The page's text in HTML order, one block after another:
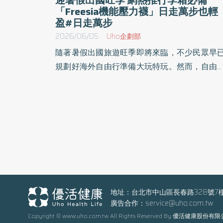
「Freesia機能壓力襪」日走萬步也輕
盈#日走萬步
2026/06/05 Uho企劃部
隨著暑假出國旅遊旺季即將來臨，不少民眾早
規劃好海外自由行準備大玩特玩。然而，自由行
走到第二、三天，雙腿就因為長時間步行而產
無比的沉重與緊繃感。傳統觀念認為運動才需
穿著機能防護裝備，但其實高強度的旅遊步行，
更需要肌肉的穩定性。 近期在旅遊社群與網路討
地址：台北市中山區長春路328號7
廣告合作： service@uho.com.tw
Copyright © www.uho.com.tw All Rights Reserved By 優活健康股份有限